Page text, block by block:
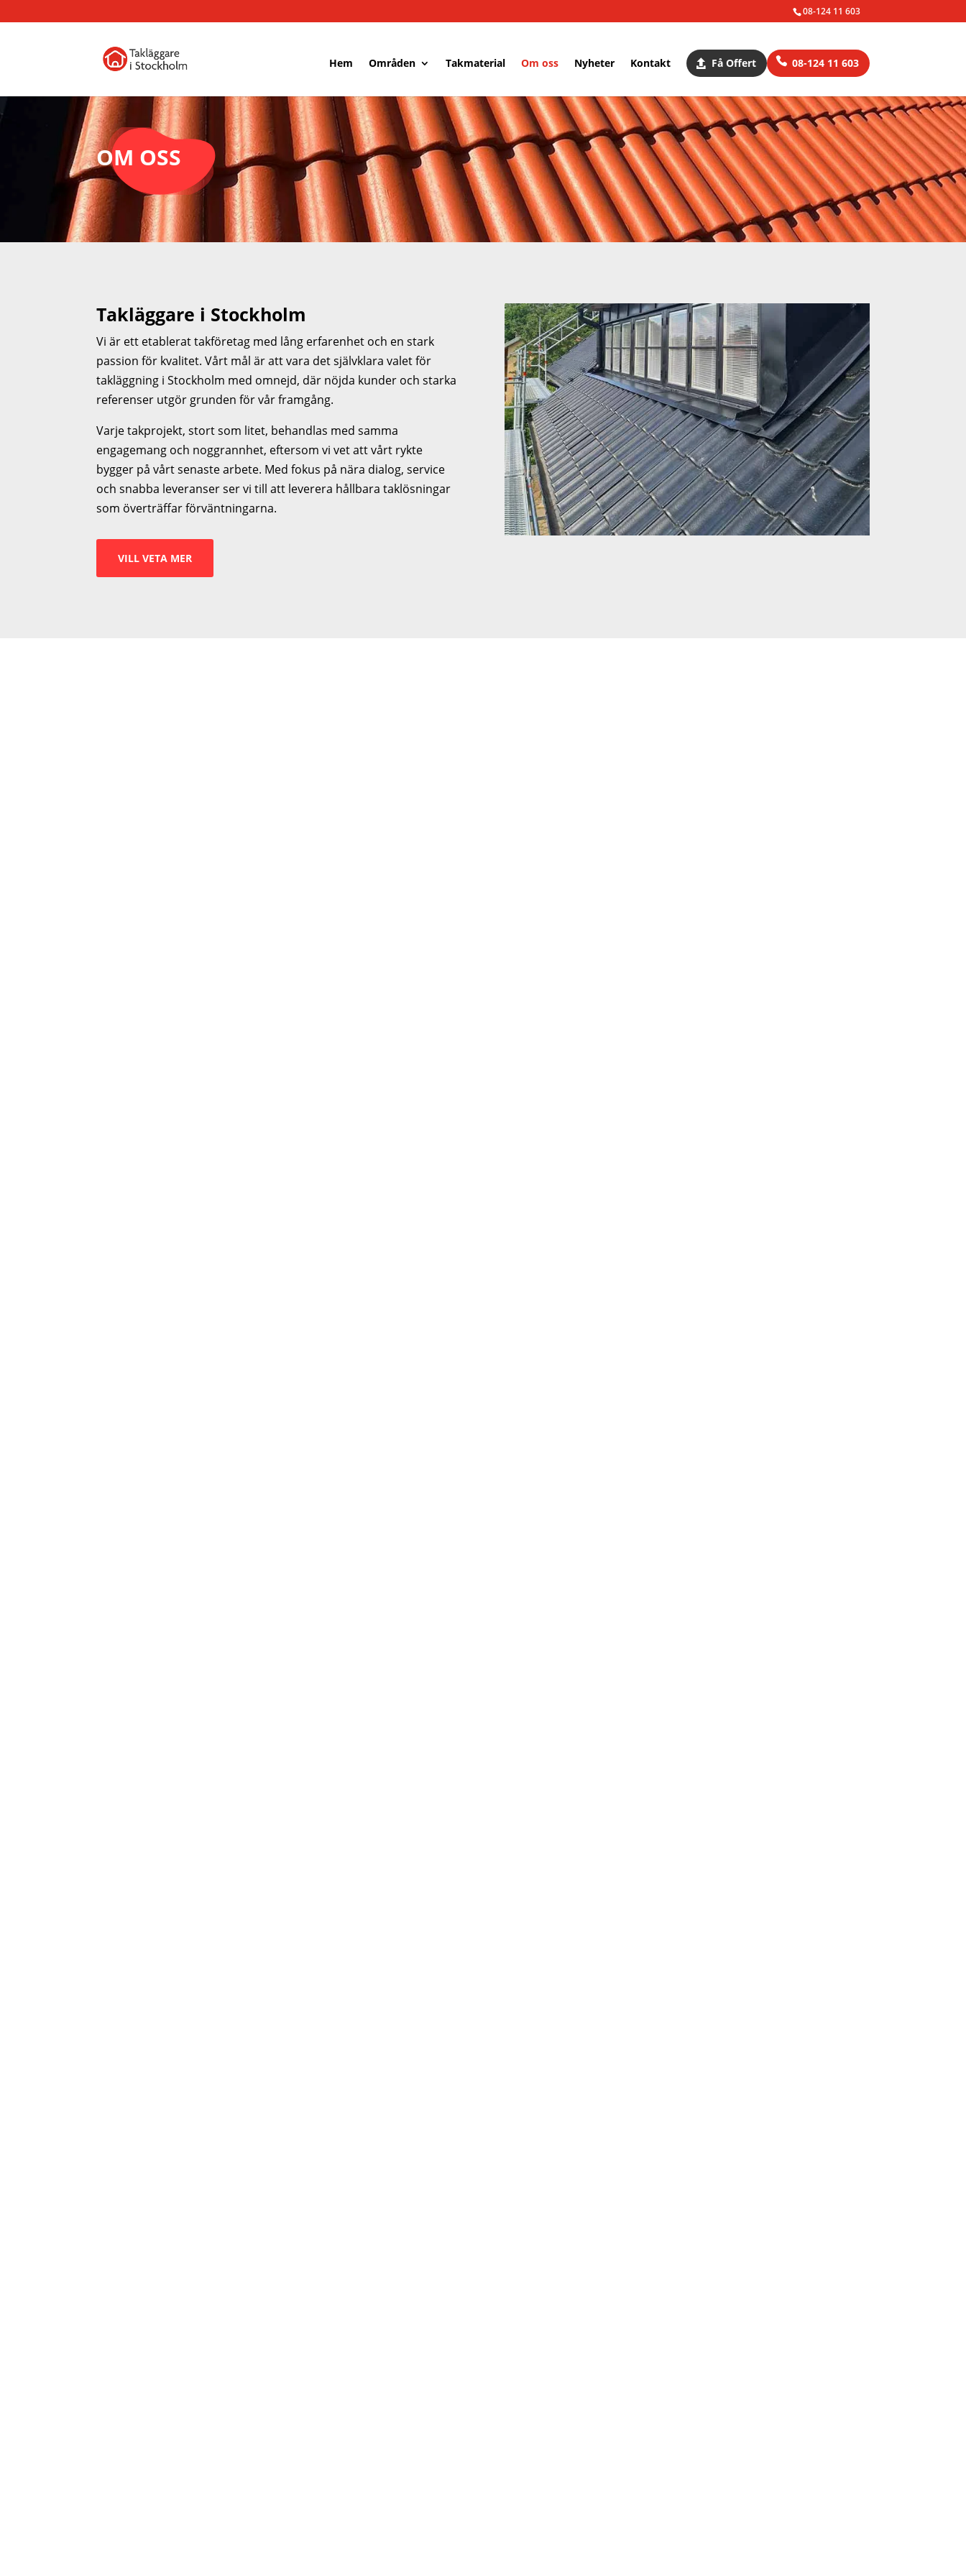
08-124 11 603
Hem Områden Takmaterial Om oss Nyheter Kontakt Få Offert 08-124 11 603
OM OSS
Takläggare i Stockholm
Vi är ett etablerat takföretag med lång erfarenhet och en stark
passion för kvalitet. Vårt mål är att vara det självklara valet för
takläggning i Stockholm med omnejd, där nöjda kunder och starka
referenser utgör grunden för vår framgång.
Varje takprojekt, stort som litet, behandlas med samma
engagemang och noggrannhet, eftersom vi vet att vårt rykte
bygger på vårt senaste arbete. Med fokus på nära dialog, service
och snabba leveranser ser vi till att leverera hållbara taklösningar
som överträffar förväntningarna.
VILL VETA MER